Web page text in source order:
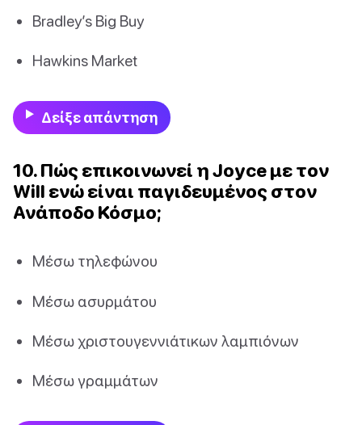
Bradley’s Big Buy
Hawkins Market
Δείξε απάντηση
10. Πώς επικοινωνεί η Joyce με τον
Will ενώ είναι παγιδευμένος στον
Ανάποδο Κόσμο;
Μέσω τηλεφώνου
Μέσω ασυρμάτου
Μέσω χριστουγεννιάτικων λαμπιόνων
Μέσω γραμμάτων